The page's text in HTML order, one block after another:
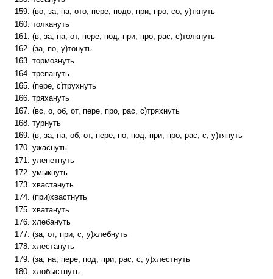
(во, за, на, ото, пере, подо, при, про, со, у)ткнуть
толкануть
(в, за, на, от, пере, под, при, про, рас, с)толкнуть
(за, по, у)тонуть
тормознуть
трепануть
(пере, с)трухнуть
тряхануть
(вс, о, об, от, пере, про, рас, с)тряхнуть
турнуть
(в, за, на, об, от, пере, по, под, при, про, рас, с, у)тянуть
ужаснуть
улепетнуть
умыкнуть
хвастануть
(при)хвастнуть
хватануть
хлебануть
(за, от, при, с, у)хлебнуть
хлестануть
(за, на, пере, под, при, рас, с, у)хлестнуть
хлобыстнуть